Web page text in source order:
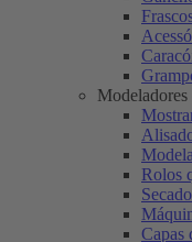
Modeladores
Rolos
Capas